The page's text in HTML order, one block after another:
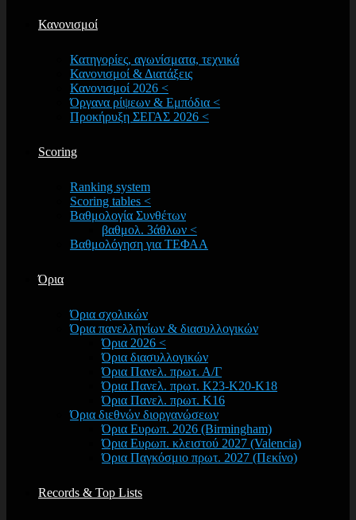
Κανονισμοί
Κατηγορίες, αγωνίσματα, τεχνικά
Κανονισμοί & Διατάξεις
Κανονισμοί 2026 <
Όργανα ρίψεων & Εμπόδια <
Προκήρυξη ΣΕΓΑΣ 2026 <
Scoring
Ranking system
Scoring tables <
Βαθμολογία Συνθέτων
βαθμολ. 3άθλων <
Βαθμολόγηση για ΤΕΦΑΑ
Όρια
Όρια σχολικών
Όρια πανελληνίων & διασυλλογικών
Όρια 2026 <
Όρια διασυλλογικών
Όρια Πανελ. πρωτ. Α/Γ
Όρια Πανελ. πρωτ. Κ23-Κ20-Κ18
Όρια Πανελ. πρωτ. Κ16
Όρια διεθνών διοργανώσεων
Όρια Ευρωπ. 2026 (Birmingham)
Όρια Ευρωπ. κλειστού 2027 (Valencia)
Όρια Παγκόσμιο πρωτ. 2027 (Πεκίνο)
Records & Top Lists